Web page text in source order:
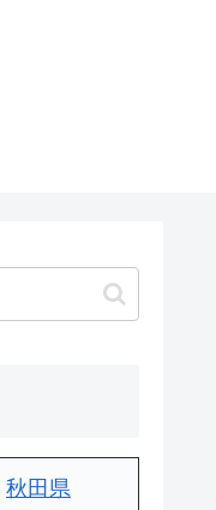
秋田県